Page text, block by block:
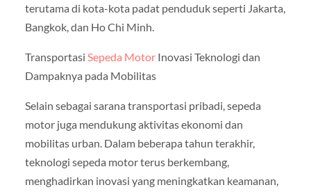
terutama di kota-kota padat penduduk seperti Jakarta,
Bangkok, dan Ho Chi Minh.
Transportasi Sepeda MotorInovasi Teknologi dan
Dampaknya pada Mobilitas
Selain sebagai sarana transportasi pribadi, sepeda
motor juga mendukung aktivitas ekonomi dan
mobilitas urban. Dalam beberapa tahun terakhir,
teknologi sepeda motor terus berkembang,
menghadirkan inovasi yang meningkatkan keamanan,